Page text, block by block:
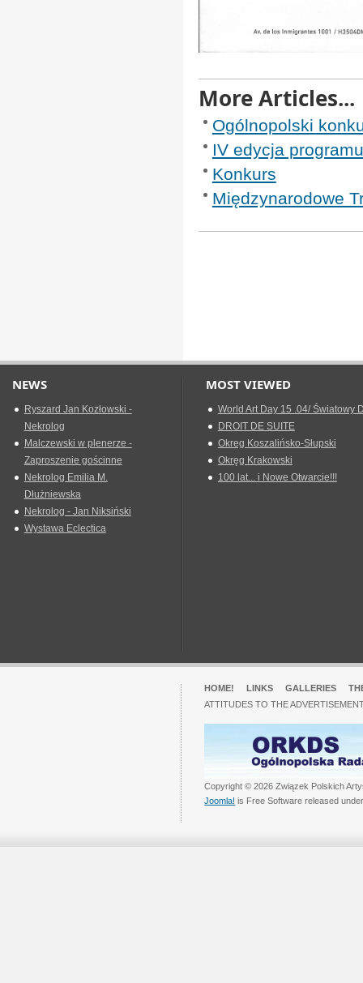
More Articles...
Ogólnopolski
IV edycja
Konkurs
Międzynarodowe
NEWS
Ryszard Jan Kozłowski -
Nekrolog
Malczewski w plenerze -
Zaproszenie gościnne
Nekrolog Emilia M.
Dłużniewska
Nekrolog - Jan Niksiński
Wystawa Eclectica
MOST VIEWED
World Art Day 15 .04/ Światowy
DROIT DE SUITE
Okreg Koszalińsko-Słupski
Okręg Krakowski
100 lat... i Nowe Otwarcie!!!
HOME! LINKS GALLERIES
ATTITUDES TO THE
Copyright © 2026 Związek Polskich
Joomla! is Free Software released